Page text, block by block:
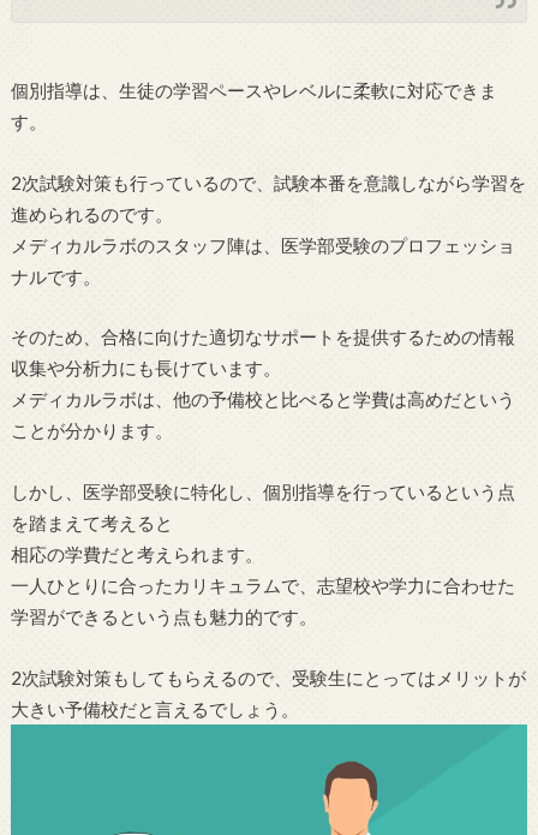
個別指導は、生徒の学習ペースやレベルに柔軟に対応できま
す。
2次試験対策も行っているので、試験本番を意識しながら学習を
進められるのです。
メディカルラボのスタッフ陣は、医学部受験のプロフェッショ
ナルです。
そのため、合格に向けた適切なサポートを提供するための情報
収集や分析力にも長けています。
メディカルラボは、他の予備校と比べると学費は高めだという
ことが分かります。
しかし、医学部受験に特化し、個別指導を行っているという点
を踏まえて考えると
相応の学費だと考えられます。
一人ひとりに合ったカリキュラムで、志望校や学力に合わせた
学習ができるという点も魅力的です。
2次試験対策もしてもらえるので、受験生にとってはメリットが
大きい予備校だと言えるでしょう。